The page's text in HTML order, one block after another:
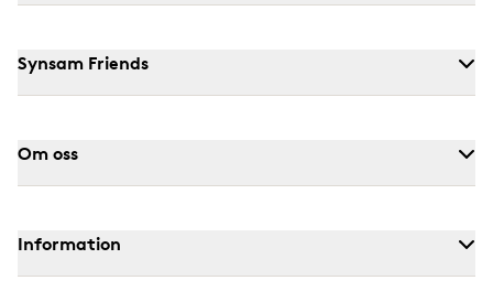
Synsam Friends
Om oss
Information